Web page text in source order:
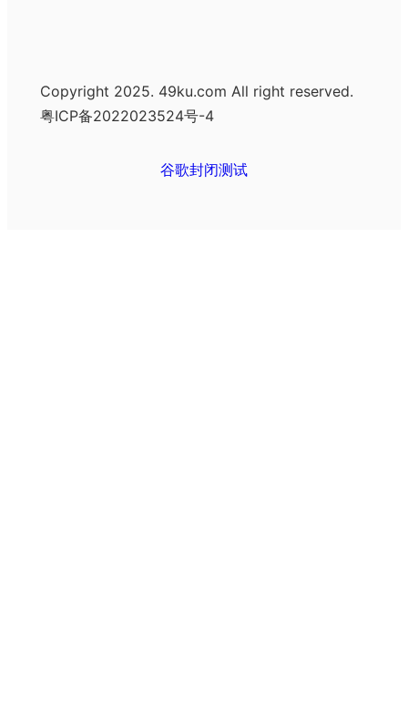
Copyright 2025. 49ku.com All right reserved.
粤ICP备2022023524号-4
谷歌封闭测试